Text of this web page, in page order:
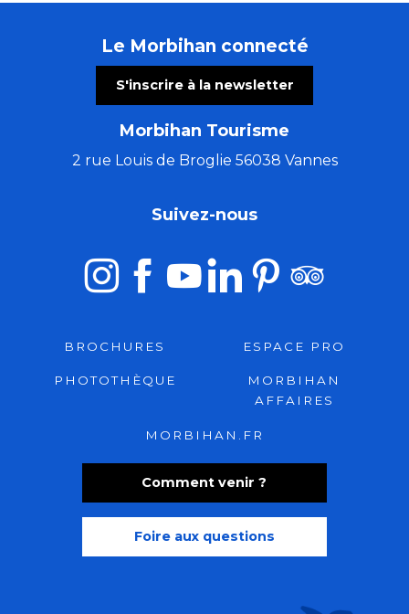
Le Morbihan connecté
S'inscrire à la newsletter
Morbihan Tourisme
2 rue Louis de Broglie 56038 Vannes
Comment venir ?
Foire aux questions
Suivez-nous
BROCHURES ESPACE PRO
PHOTOTHÈQUE
MORBIHAN
AFFAIRES
MORBIHAN.FR